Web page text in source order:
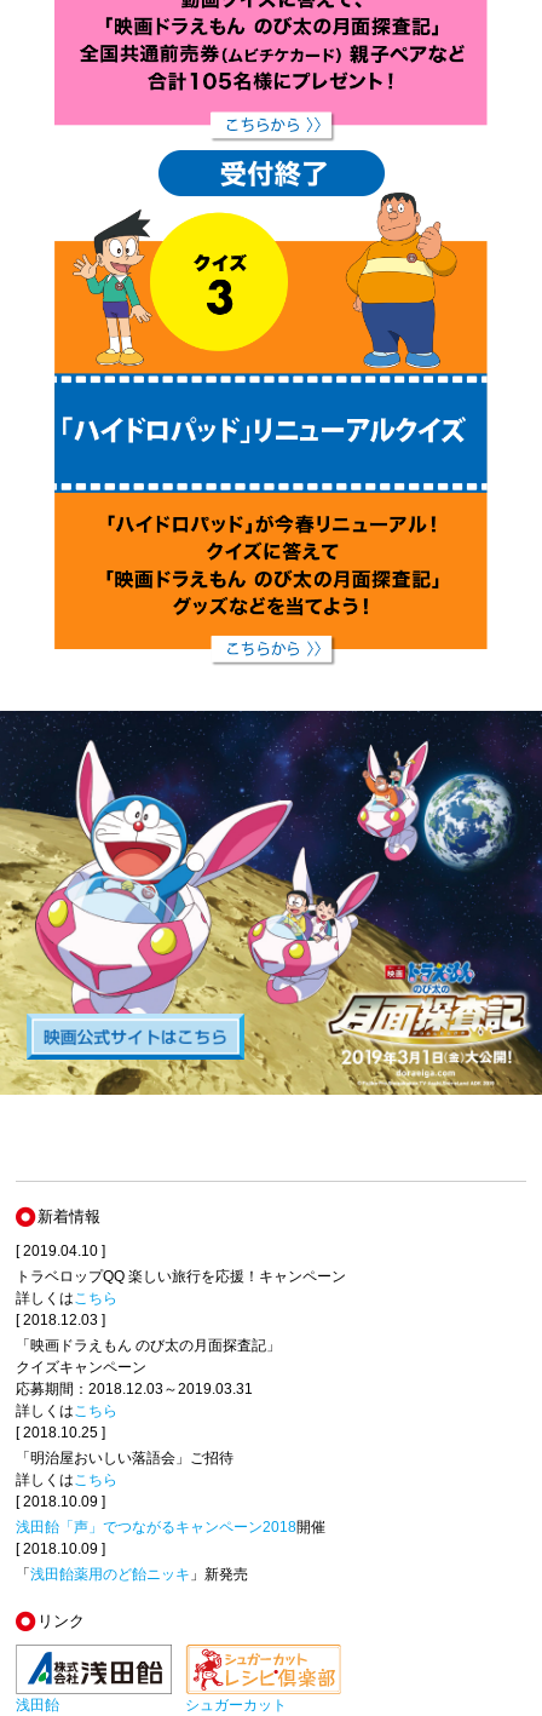
新着情報
[ 2019.04.10 ]
トラベロップQQ 楽しい旅行を応援！キャンペーン
詳しくは こちら
[ 2018.12.03 ]
「映画ドラえもん のび太の月面探査記」
クイズキャンペーン
応募期間：2018.12.03～2019.03.31
詳しくは こちら
[ 2018.10.25 ]
「明治屋おいしい落語会」ご招待
詳しくは こちら
[ 2018.10.09 ]
浅田飴「声」でつながるキャンペーン2018開催
[ 2018.10.09 ]
「浅田飴薬用のど飴ニッキ 」新発売
リンク
浅田飴
シュガーカット